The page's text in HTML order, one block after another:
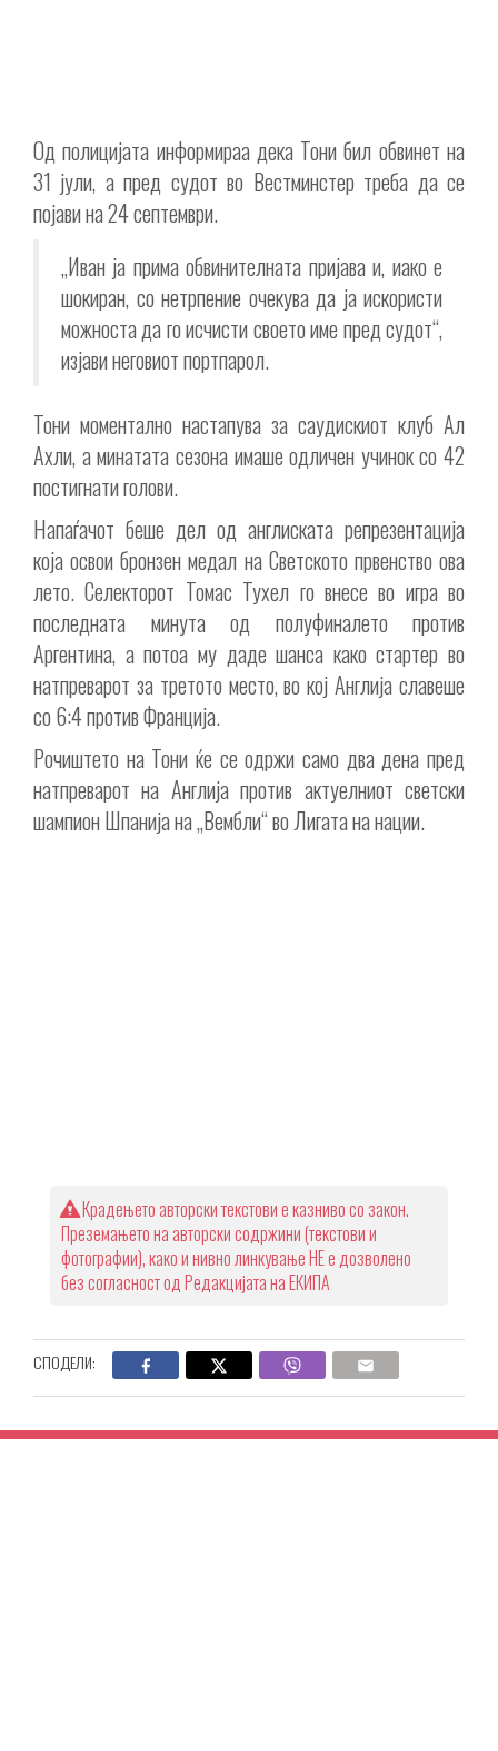
Од полицијата информираа дека Тони бил обвинет на
31 јули, а пред судот во Вестминстер треба да се
појави на 24 септември.
„Иван ја прима обвинителната пријава и, иако е
шокиран, со нетрпение очекува да ја искористи
можноста да го исчисти своето име пред судот“,
изјави неговиот портпарол.
Тони моментално настапува за саудискиот клуб Ал
Ахли, а минатата сезона имаше одличен учинок со 42
постигнати голови.
Напаѓачот беше дел од англиската репрезентација
која освои бронзен медал на Светското првенство ова
лето. Селекторот Томас Тухел го внесе во игра во
последната минута од полуфиналето против
Аргентина, а потоа му даде шанса како стартер во
натпреварот за третото место, во кој Англија славеше
со 6:4 против Франција.
Рочиштето на Тони ќе се одржи само два дена пред
натпреварот на Англија против актуелниот светски
шампион Шпанија на „Вембли“ во Лигата на нации.
Крадењето авторски текстови е казниво со закон.
Преземањето на авторски содржини (текстови и
фотографии), како и нивно линкување НЕ е дозволено
без согласност од Редакцијата на ЕКИПА
СПОДЕЛИ: